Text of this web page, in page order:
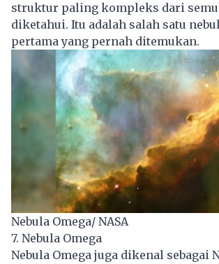
struktur paling kompleks dari
diketahui. Itu adalah salah satu
pertama yang pernah ditemukan.
Nebula Omega/ NASA
7. Nebula Omega
Nebula Omega juga dikenal sebagai